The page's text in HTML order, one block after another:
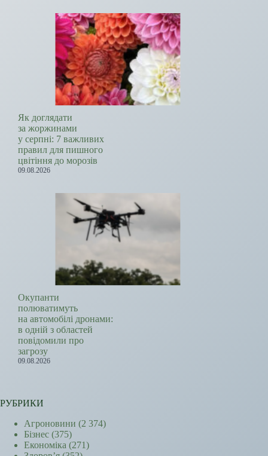
Як доглядати
за жоржинами
у серпні: 7 важливих
правил для пишного
цвітіння до морозів
09.08.2026
Окупанти
полюватимуть
на автомобілі дронами:
в одній з областей
повідомили про
загрозу
09.08.2026
РУБРИКИ
Агроновини (2 374)
Бізнес (375)
Економіка (271)